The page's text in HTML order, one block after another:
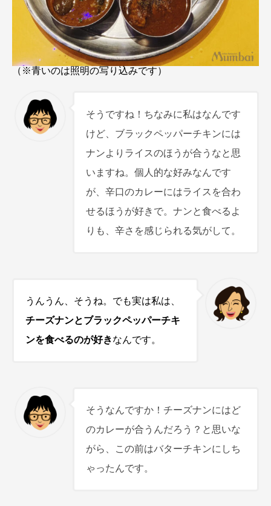
（※青いのは照明の写り込みです）
そうですね！ちなみに私はなんです
けど、ブラックペッパーチキンには
ナンよりライスのほうが合うなと思
いますね。個人的な好みなんです
が、辛口のカレーにはライスを合わ
せるほうが好きで。ナンと食べるよ
りも、辛さを感じられる気がして。
うんうん、そうね。でも実は私は、
チーズナンとブラックペッパーチキ
ンを食べるのが好きなんです。
そうなんですか！チーズナンにはど
のカレーが合うんだろう？と思いな
がら、この前はバターチキンにしち
ゃったんです。